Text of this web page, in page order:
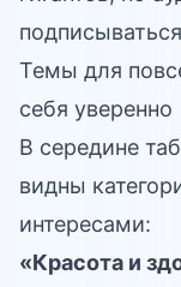
Темы для
себя уверенно
В середине
видны
интересами:
«Красота и